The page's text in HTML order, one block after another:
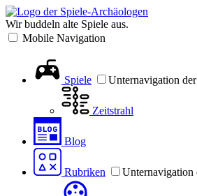
Wir buddeln alte Spiele aus.
Mobile Navigation
Spiele Unternavigation
Zeitstrahl
Blog
Rubriken Unternavigation